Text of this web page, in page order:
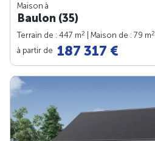
Maison à
Baulon (35)
Terrain de : 447 m2 | Maison de : 79 m2
à partir de 187 317 €